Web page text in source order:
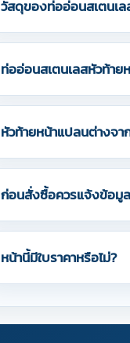
วัสดุของท่ออ่อนสเตนเล
ท่ออ่อนสเตนเลสหัวท้า
หัวท้ายหน้าแปลนต่างจา
ก่อนสั่งซื้อควรแจ้งข้อมูล
หน้านี้มีใบราคาหรือไม่?